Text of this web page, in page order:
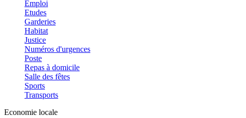
Emploi
Etudes
Garderies
Habitat
Justice
Numéros d'urgences
Poste
Repas à domicile
Salle des fêtes
Sports
Transports
Economie locale